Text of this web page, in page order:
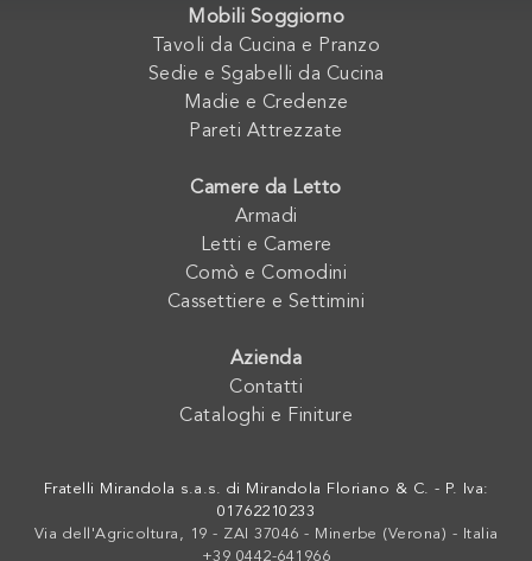
Mobili Soggiorno
Tavoli da Cucina e Pranzo
Sedie e Sgabelli da Cucina
Madie e Credenze
Pareti Attrezzate
Camere da Letto
Armadi
Letti e Camere
Comò e Comodini
Cassettiere e Settimini
Azienda
Contatti
Cataloghi e Finiture
Fratelli Mirandola s.a.s. di Mirandola Floriano & C. - P. Iva:
01762210233
Via dell'Agricoltura, 19 - ZAI 37046 - Minerbe (Verona) - Italia
+39 0442-641966